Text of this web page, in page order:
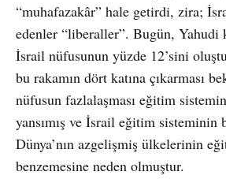
“muhafazakâr” hale getirdi, zira;
edenler “liberaller”. Bugün, Yahudi
İsrail nüfusunun yüzde 12’sini
bu rakamın dört katına çıkarması
nüfusun fazlalaşması eğitim
yansımış ve İsrail eğitim sisteminin
Dünya’nın azgelişmiş ülkelerinin
benzemesine neden olmuştur.